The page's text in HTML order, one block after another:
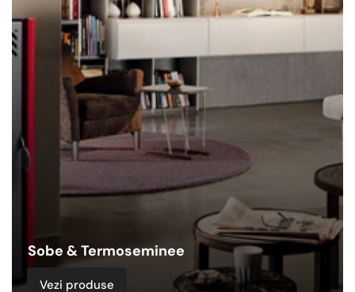
&
Termoseminee
Sobe & Termoseminee
Vezi produse